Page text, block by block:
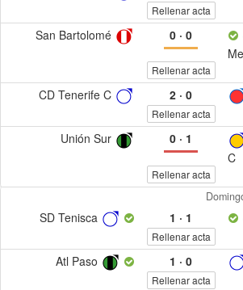
Rellenar acta
San Bartolomé 0· 0
Rellenar acta
CD Tenerife C 2· 0
Rellenar acta
Unión Sur 0· 1
C
Rellenar acta
SD Tenisca 1 · 1
Rellenar acta
Atl Paso 1 · 0
Rellenar acta